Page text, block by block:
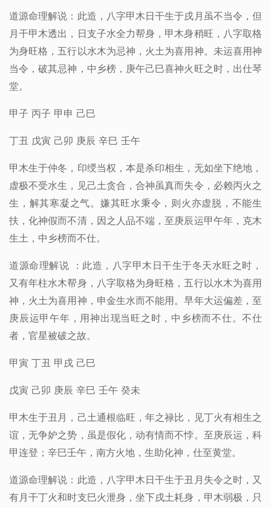
道源命理解说：此造，八字甲木日干生于戌月虽不当令，但
月干甲木透出，日支子水全力帮身，甲木身稍旺，八字取格
为身旺格，五行以水木为忌神，火土为喜用神。未运喜用神
当令，破其忌神，中乡榜，庚午己巳喜神火旺之时，出仕琴
堂。
甲子 丙子 甲申 己巳
丁丑 戊寅 己卯 庚辰 辛巳 壬午
甲木生于仲冬，印绶当权，本是杀印相生，无如坐下绝地，
虚极不受水生，见己土贪合，合神虽真而失令，必赖丙火之
生，解其寒凝之气。嫌其旺水秉令，则火亦虚脱，不能生
扶，化神假而不清，因之人品不端，至庚辰运甲午年，克木
生土，中乡榜而不仕。
道源命理解说 ：此造，八字甲木日干生于冬天水旺之时，
又有年柱水木帮身，八字取格为身旺格，五行以水木为喜用
神，火土为喜用神，申金生水而不能用。早年大运偏差，至
庚辰运甲午年，用神出现当旺之时，中乡榜而不仕。不仕
者，官星被破之故。
甲寅 丁丑 甲戌 己巳
戊寅 己卯 庚辰 辛巳 壬午 癸未
甲木生于丑月，己土通根临旺，年之禄比，见丁火有相生之
谊，无争妒之势，虽是假化，动有情而不悖。至庚辰运，科
甲连登；辛巳壬午，南方火地，生助化神，仕至黄堂。
道源命理解说：此造，八字甲木日干生于丑月失令之时，又
有月干丁火和时支巳火泄身，坐下戌土耗身，甲木弱极，只